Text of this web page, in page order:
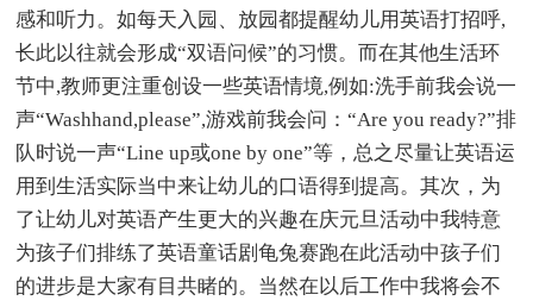
感和听力。如每天入园、放园都提醒幼儿用英语打招呼,
长此以往就会形成“双语问候”的习惯。而在其他生活环
节中,教师更注重创设一些英语情境,例如:洗手前我会说一
声“Washhand,please”,游戏前我会问：“Are you ready?”排
队时说一声“Line up或one by one”等，总之尽量让英语运
用到生活实际当中来让幼儿的口语得到提高。其次，为
了让幼儿对英语产生更大的兴趣在庆元旦活动中我特意
为孩子们排练了英语童话剧龟兔赛跑在此活动中孩子们
的进步是大家有目共睹的。当然在以后工作中我将会不